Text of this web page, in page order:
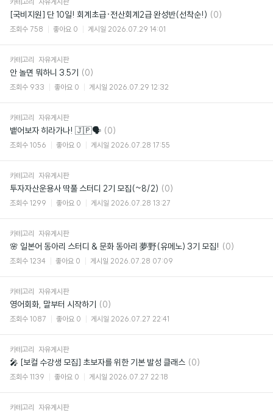
[국비지원] 단 10일! 회계초급·전산회계2급 완성반(선착순!) 댓
(0)
조회수 758 좋아요 0 게시일 2026.07.29 14:01
카테고리 자유게시판
안 놀면 뭐하니 3.5기 댓
(0)
조회수 933 좋아요 0 게시일 2026.07.29 12:32
카테고리 자유게시판
뱉어보자 히라가나! 🇯🇵🗣️ 댓
글
(0)
조회수 1056 좋아요 0 게시일 2026.07.28 17:55
카테고리 자유게시판
투자자산운용사 딱풀 스터디 2기 모집(~8/2) 댓
글
(0)
조회수 1299 좋아요 0 게시일 2026.07.28 13:27
카테고리 자유게시판
🌸 일본어 동아리 스터디 & 문화 동아리 夢野(유메노) 3기 모집! 댓
(0)
조회수 1234 좋아요 0 게시일 2026.07.28 07:09
카테고리 자유게시판
영어회화, 말부터 시작하기 댓
글
(0)
조회수 1087 좋아요 0 게시일 2026.07.27 22:41
카테고리 자유게시판
🎤 [보컬 수강생 모집] 초보자를 위한 기본 발성 클래스 댓
(0)
조회수 1139 좋아요 0 게시일 2026.07.27 22:18
카테고리 자유게시판